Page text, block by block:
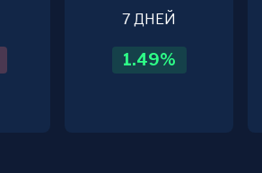
7 ДНЕЙ
1.49%